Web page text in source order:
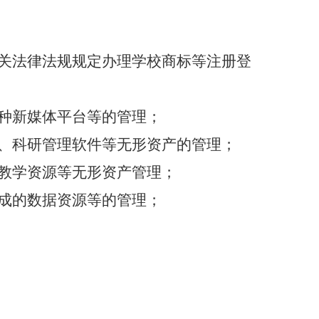
法律法规规定办理学校商标等注册登
新媒体平台等的管理；
研管理软件等无形资产的管理；
学资源等无形资产管理；
的数据资源等的管理；